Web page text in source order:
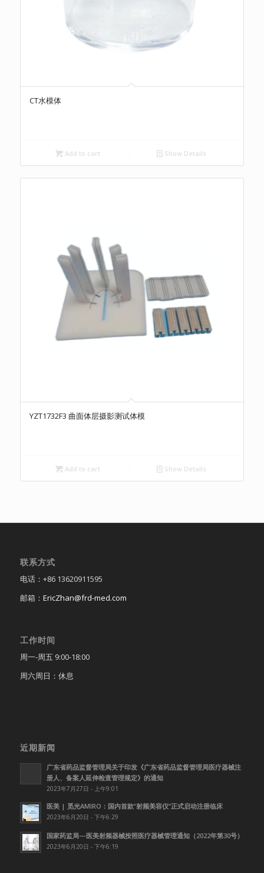
CT水模体
Add to cart Show Details
YZT1732F3 曲面体层摄影测试体模
Add to cart Show Details
联系方式
电话：+86 13620911595
邮箱： EricZhan@frd-med.com
工作时间
周一-周五 9:00-18:00
周六周日：休息
近期新闻
广东省药品监督管理局关于印发《广东省药品监督管理局医疗器械注
册人、备案人延伸检查管理规定》的通知
2023年7月27日 - 上午9:01
医美 | 觅光AMIRO：国内首款”射频美容仪”正式启动注册临床
2023年6月20日 - 下午6:29
国家药监局—医美射频器械按照医疗器械管理通知（2022年第30号）
2023年6月20日 - 下午6:19